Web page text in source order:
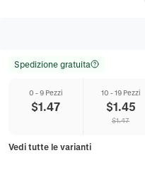
Spedizione gratuita
0 - 9 Pezzi
$1.47
10 - 19 Pezzi
$1.45
$1.47
Vedi tutte le varianti